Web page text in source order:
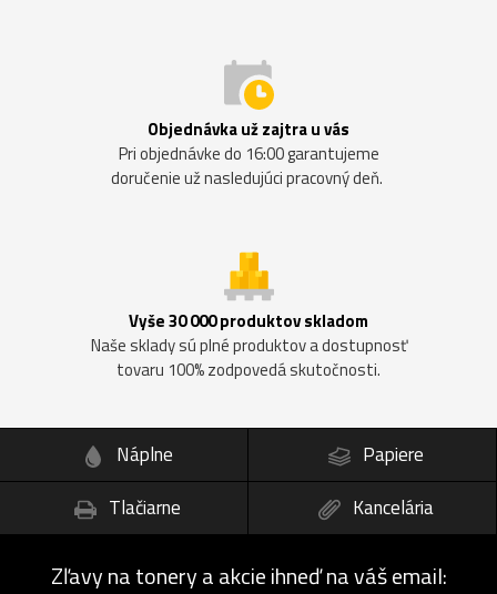
Objednávka už zajtra u vás
Pri objednávke do 16:00 garantujeme
doručenie už nasledujúci pracovný deň.
Vyše 30 000 produktov skladom
Naše sklady sú plné produktov a dostupnosť
tovaru 100% zodpovedá skutočnosti.
Náplne
Papiere
Tlačiarne
Kancelária
Zľavy na tonery a akcie ihneď na váš email: